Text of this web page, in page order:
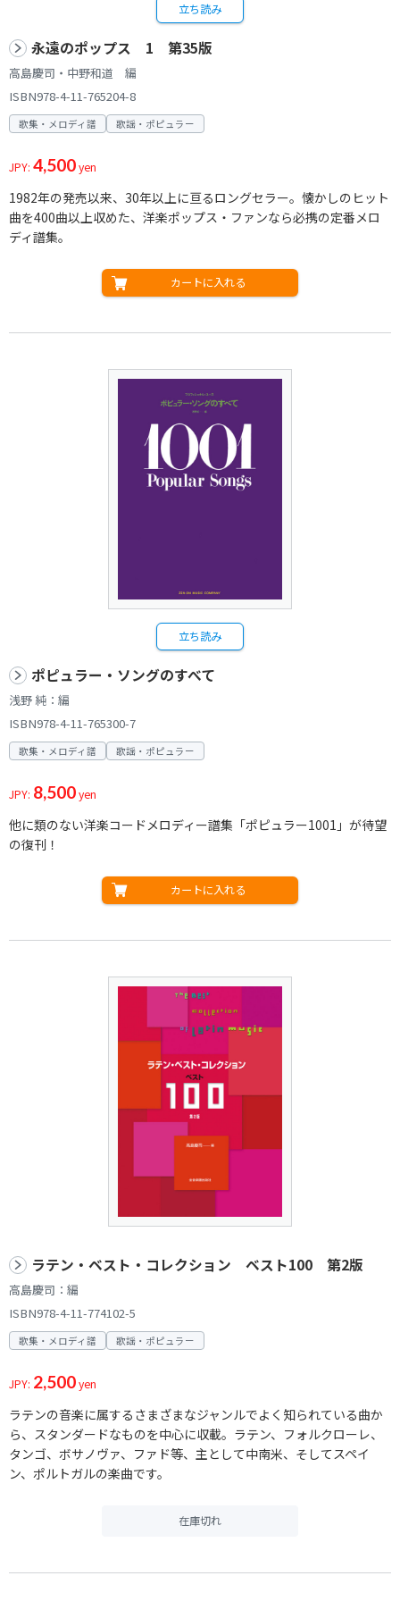
立ち読み
永遠のポップス 1 第35版
高島慶司・中野和道 編
ISBN978-4-11-765204-8
歌集・メロディ譜 歌謡・ポピュラー
JPY: 4,500yen
1982年の発売以来、30年以上に亘るロングセラー。懐かしのヒット
曲を400曲以上収めた、洋楽ポップス・ファンなら必携の定番メロ
ディ譜集。
カートに入れる
立ち読み
ポピュラー・ソングのすべて
浅野 純：編
ISBN978-4-11-765300-7
歌集・メロディ譜 歌謡・ポピュラー
JPY: 8,500yen
他に類のない洋楽コードメロディー譜集「ポピュラー1001」が待望
の復刊！
カートに入れる
ラテン・ベスト・コレクション ベスト100 第2版
高島慶司：編
ISBN978-4-11-774102-5
歌集・メロディ譜 歌謡・ポピュラー
JPY: 2,500yen
ラテンの音楽に属するさまざまなジャンルでよく知られている曲か
ら、スタンダードなものを中心に収載。ラテン、フォルクローレ、
タンゴ、ボサノヴァ、ファド等、主として中南米、そしてスペイ
ン、ポルトガルの楽曲です。
在庫切れ